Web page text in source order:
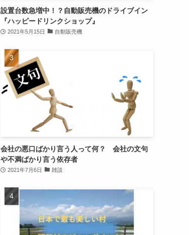
設置台数急増中！？自動販売機のドライブイン
『ハッピードリンクショップ』
2021年5月15日 自動販売機
会社の悪口ばかり言う人って何？ 会社の文句
や不満ばかり言う依存者
2021年7月6日 雑談